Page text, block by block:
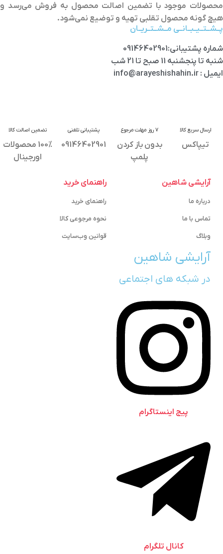
محصولات موجود با تضمین اصالت محصول به فروش می‌رسد و
هیچ گونه محصول تقلبی تهیه و توضیع نمی‌شود.
پــشــتــیــبــانــی مــشــتــریــان
شماره پشتیبانی:09146402901
شنبه تا پنجشنبه 11 صبح تا 21 شب
ایمیل : info@arayeshishahin.ir
ارسال سریع کالا
تیپاکس
7 روز مهلت مرجوع
بدون باز کردن
پلمپ
پشتیبانی تلفنی
09146402901
تضمین اصالت کالا
100% محصولات
اورجینال
آرایشی شاهین
درباره ما
تماس با ما
وبلاگ
آرایشی شاهین
در شبکه های اجتماعی
پیج اینستاگرام
کانال تلگرام
راهنمای خرید
راهنمای خرید
نحوه مرجوعی کالا
قوانین وب‌سایت